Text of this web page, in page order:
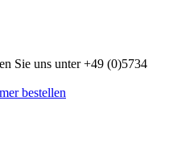
Sie uns unter +49 (0)5734
bestellen